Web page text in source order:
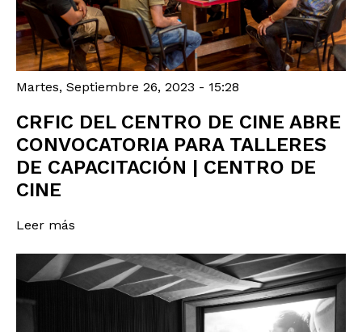
Martes, Septiembre 26, 2023 - 15:28
CRFIC DEL CENTRO DE CINE ABRE
CONVOCATORIA PARA TALLERES
DE CAPACITACIÓN | CENTRO DE
CINE
Leer más